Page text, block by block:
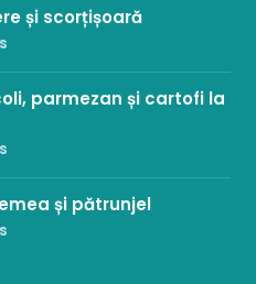
și scorțișoară
parmezan și cartofi la
și pătrunjel